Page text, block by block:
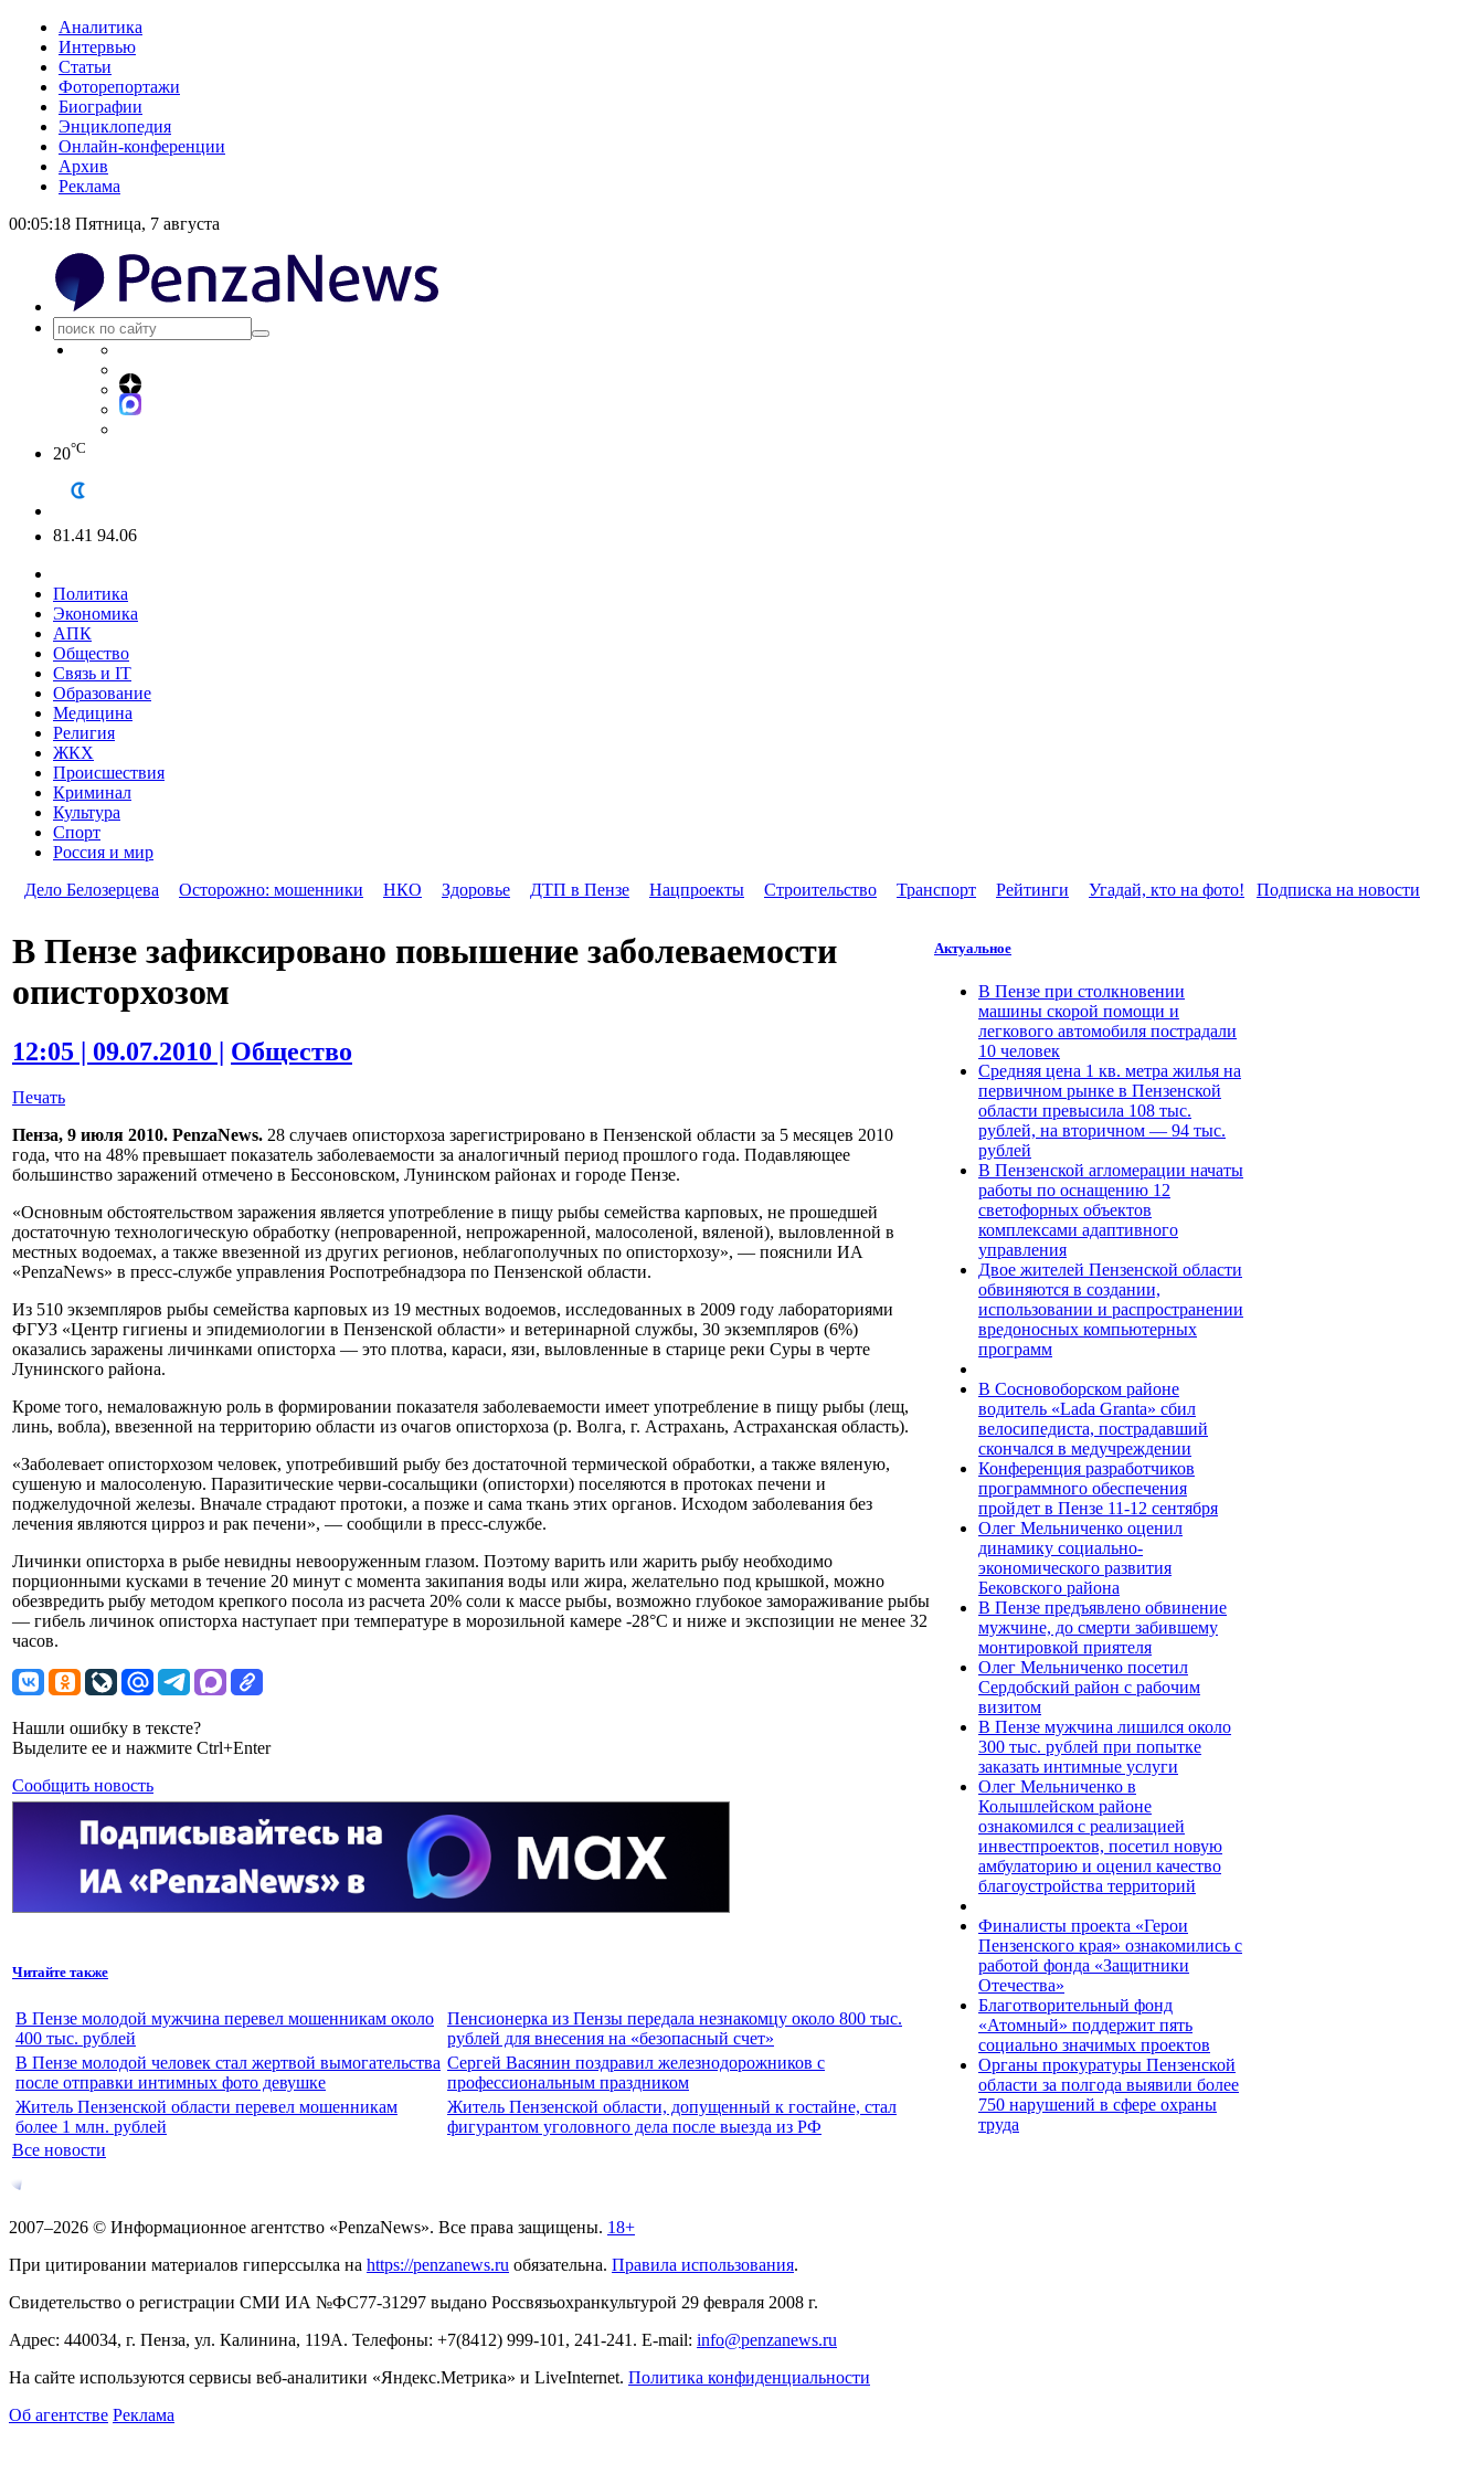
Аналитика
Интервью
Статьи
Фоторепортажи
Биографии
Энциклопедия
Онлайн-конференции
Архив
Реклама
00:05:19 Пятница, 7 августа
20°C
81.41 94.06
Политика
Экономика
АПК
Общество
Связь и IT
Образование
Медицина
Религия
ЖКХ
Происшествия
Криминал
Культура
Спорт
Россия и мир
Дело Белозерцева
Осторожно: мошенники НКО Здоровье ДТП в Пензе Нацпроекты Строительство Транспорт Рейтинги Угадай, кто на фото! Подписка на новости
В Пензе зафиксировано повышение заболеваемости
описторхозом
12:05 | 09.07.2010 | Общество
Печать
Пенза, 9 июля 2010. PenzaNews. 28 случаев описторхоза зарегистрировано в Пензенской области за 5 месяцев 2010
года, что на 48% превышает показатель заболеваемости за аналогичный период прошлого года. Подавляющее
большинство заражений отмечено в Бессоновском, Лунинском районах и городе Пензе.
«Основным обстоятельством заражения является употребление в пищу рыбы семейства карповых, не прошедшей
достаточную технологическую обработку (непроваренной, непрожаренной, малосоленой, вяленой), выловленной в
местных водоемах, а также ввезенной из других регионов, неблагополучных по описторхозу», — пояснили ИА
«PenzaNews» в пресс-службе управления Роспотребнадзора по Пензенской области.
Из 510 экземпляров рыбы семейства карповых из 19 местных водоемов, исследованных в 2009 году лабораториями
ФГУЗ «Центр гигиены и эпидемиологии в Пензенской области» и ветеринарной службы, 30 экземпляров (6%)
оказались заражены личинками описторха — это плотва, караси, язи, выловленные в старице реки Суры в черте
Лунинского района.
Кроме того, немаловажную роль в формировании показателя заболеваемости имеет употребление в пищу рыбы (лещ,
линь, вобла), ввезенной на территорию области из очагов описторхоза (р. Волга, г. Астрахань, Астраханская область).
«Заболевает описторхозом человек, употребивший рыбу без достаточной термической обработки, а также вяленую,
сушеную и малосоленую. Паразитические черви-сосальщики (описторхи) поселяются в протоках печени и
поджелудочной железы. Вначале страдают протоки, а позже и сама ткань этих органов. Исходом заболевания без
лечения являются цирроз и рак печени», — сообщили в пресс-службе.
Личинки описторха в рыбе невидны невооруженным глазом. Поэтому варить или жарить рыбу необходимо
порционными кусками в течение 20 минут с момента закипания воды или жира, желательно под крышкой, можно
обезвредить рыбу методом крепкого посола из расчета 20% соли к массе рыбы, возможно глубокое замораживание рыбы
— гибель личинок описторха наступает при температуре в морозильной камере -28°C и ниже и экспозиции не менее 32
часов.
Нашли ошибку в тексте?
Выделите ее и нажмите Ctrl+Enter
Сообщить новость
Читайте также
В Пензе молодой мужчина перевел мошенникам около
400 тыс. рублей
Пенсионерка из Пензы передала незнакомцу около 800 тыс.
рублей для внесения на «безопасный счет»
В Пензе молодой человек стал жертвой вымогательства
после отправки интимных фото девушке
Сергей Васянин поздравил железнодорожников с
профессиональным праздником
Житель Пензенской области перевел мошенникам
более 1 млн. рублей
Житель Пензенской области, допущенный к гостайне, стал
фигурантом уголовного дела после выезда из РФ
Все новости
Актуальное
В Пензе при столкновении
машины скорой помощи и
легкового автомобиля пострадали
10 человек
Средняя цена 1 кв. метра жилья на
первичном рынке в Пензенской
области превысила 108 тыс.
рублей, на вторичном — 94 тыс.
рублей
В Пензенской агломерации начаты
работы по оснащению 12
светофорных объектов
комплексами адаптивного
управления
Двое жителей Пензенской области
обвиняются в создании,
использовании и распространении
вредоносных компьютерных
программ
В Сосновоборском районе
водитель «Lada Granta» сбил
велосипедиста, пострадавший
скончался в медучреждении
Конференция разработчиков
программного обеспечения
пройдет в Пензе 11-12 сентября
Олег Мельниченко оценил
динамику социально-
экономического развития
Бековского района
В Пензе предъявлено обвинение
мужчине, до смерти забившему
монтировкой приятеля
Олег Мельниченко посетил
Сердобский район с рабочим
визитом
В Пензе мужчина лишился около
300 тыс. рублей при попытке
заказать интимные услуги
Олег Мельниченко в
Колышлейском районе
ознакомился с реализацией
инвестпроектов, посетил новую
амбулаторию и оценил качество
благоустройства территорий
Финалисты проекта «Герои
Пензенского края» ознакомились с
работой фонда «Защитники
Отечества»
Благотворительный фонд
«Атомный» поддержит пять
социально значимых проектов
Органы прокуратуры Пензенской
области за полгода выявили более
750 нарушений в сфере охраны
труда
2007–2026 © Информационное агентство «PenzaNews». Все права защищены. 18+
При цитировании материалов гиперссылка на https://penzanews.ru обязательна. Правила использования.
Свидетельство о регистрации СМИ ИА №ФС77-31297 выдано Россвязьохранкультурой 29 февраля 2008 г.
Адрес: 440034, г. Пенза, ул. Калинина, 119А. Телефоны: +7(8412) 999-101, 241-241 . E-mail: info@penzanews.ru
На сайте используются сервисы веб-аналитики «Яндекс.Метрика» и LiveInternet. Политика конфиденциальности
Об агентстве Реклама